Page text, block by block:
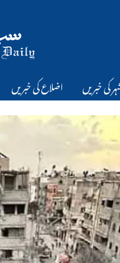
کی خبریں اضلاع کی خبریں